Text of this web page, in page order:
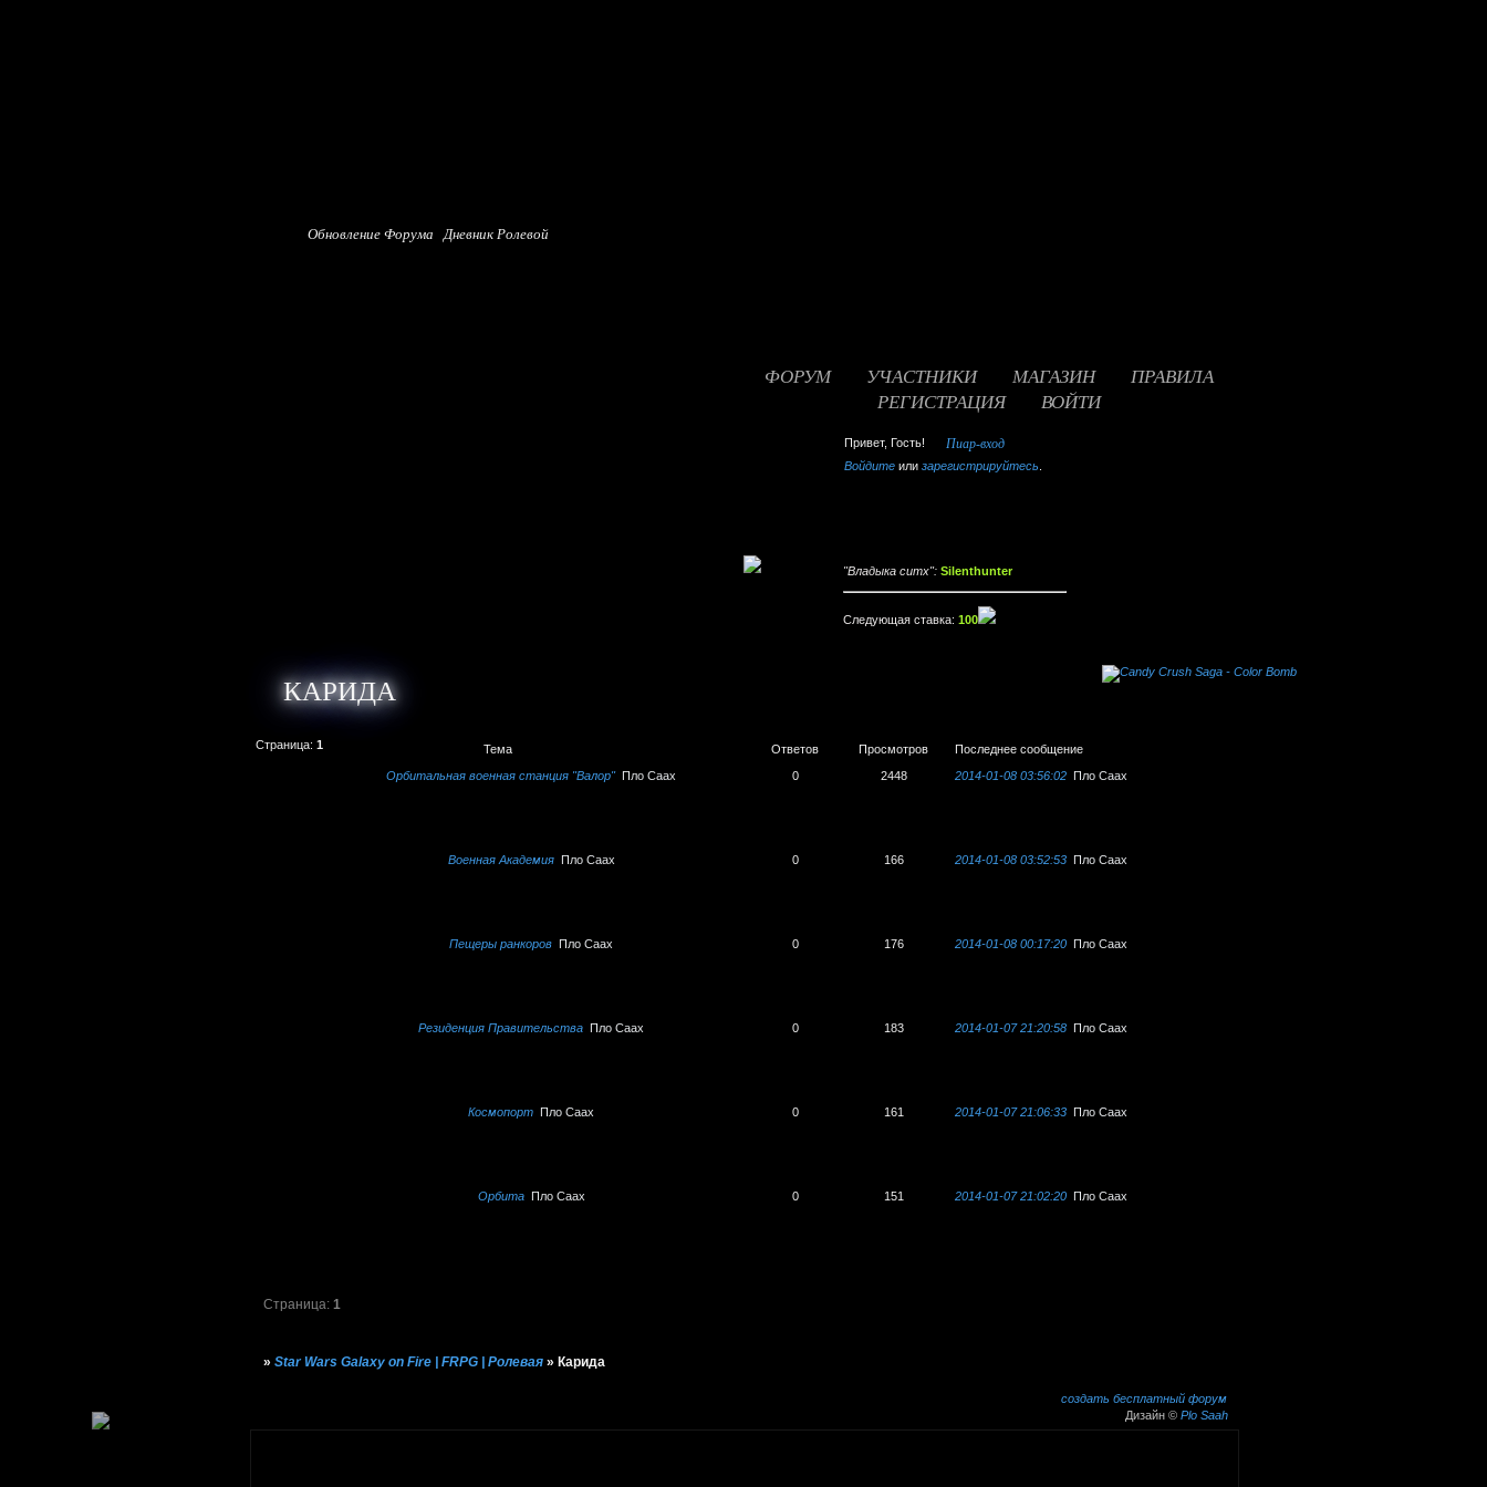
Обновление Форума Дневник Ролевой
"Владыка ситх": Silenthunter
Следующая ставка: 100
Пиар-вход
ФОРУМ УЧАСТНИКИ МАГАЗИН
ПРАВИЛА
РЕГИСТРАЦИЯ
ВОЙТИ
Привет, Гость!
Войдите или зарегистрируйтесь
КАРИДА
Страница: 1 Тема Ответов Просмотров
Последнее сообщение
Орбитальная военная станция "Валор" Пло Саах 0 2448 2014-01-08 03:56:02 Пло Саах
Военная Академия Пло Саах 0 166 2014-01-08 03:52:53 Пло Саах
Пещеры ранкоров Пло Саах 0 176 2014-01-08 00:17:20 Пло Саах
Резиденция Правительства Пло Саах 0 183 2014-01-07 21:20:58 Пло Саах
Космопорт Пло Саах 0 161 2014-01-07 21:06:33 Пло Саах
Орбита Пло Саах 0 151 2014-01-07 21:02:20 Пло Саах
Страница:1
»Star Wars Galaxy on Fire | FRPG | Ролевая »Карида
создать бесплатный форум
Дизайн © Plo Saah